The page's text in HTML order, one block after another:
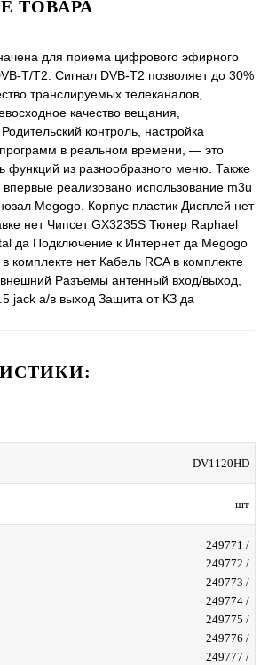
ТОВАРА
для приема цифрового эфирного
T/T2. Сигнал DVB-T2 позволяет до 30%
транслируемых телеканалов,
качество вещания,
контроль, настройка
в реальном времени, — это
функций из разнообразного меню. Также
реализовано использование m3u
Megogo. Корпус пластик Дисплей нет
нет Чипсет GX3235S Тюнер Raphael
да Подключение к Интернет да Megogo
комплекте нет Кабель RCA в комплекте
Разъемы антенный вход/выход,
jack а/в выход Защита от КЗ да
DV1120HD
шт
249771 /
249772 /
249773 /
249774 /
249775 /
249776 /
249777 /